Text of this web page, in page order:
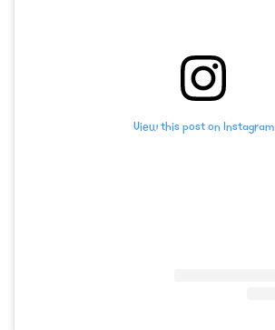
View this post on Instagram